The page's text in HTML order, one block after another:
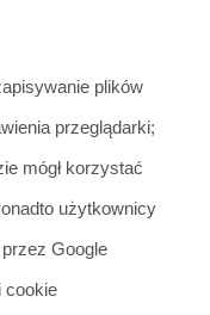
plików
przeglądarki;
mógł korzystać
użytkownicy
Google
cookie